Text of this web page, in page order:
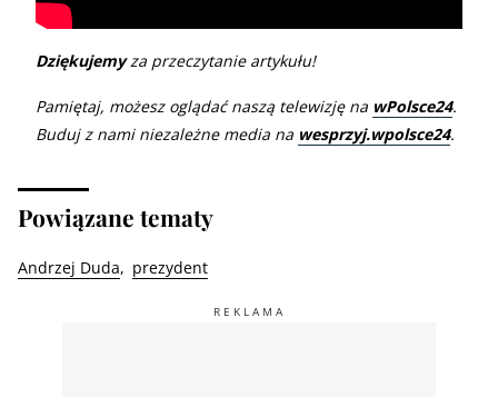
Dziękujemyza przeczytanie artykułu!
Pamiętaj, możesz oglądać naszą telewizję na wPolsce24.
Buduj z nami niezależne media na wesprzyj.wpolsce24.
Powiązane tematy
Andrzej Duda prezydent